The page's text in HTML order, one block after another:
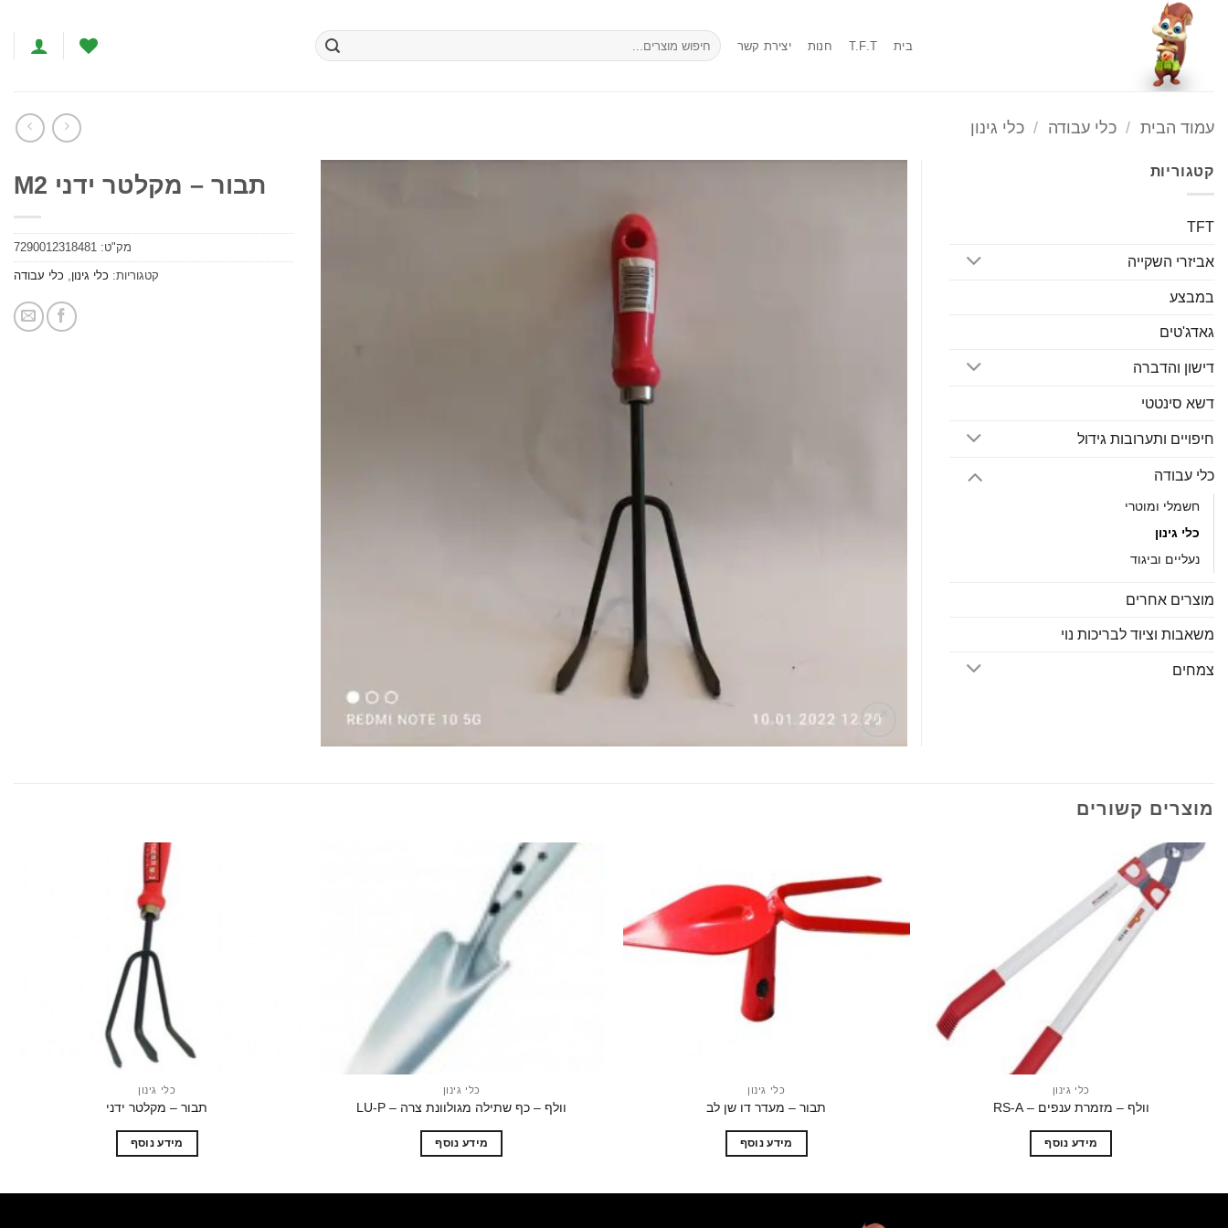
content
בית T.F.T חנות יצירת קשר
חיפוש
עבור:
עמוד הבית / כלי עבודה / כלי גינון
המשאלות
תבור – מקלטר ידני M2
מק"ט: 7290012318481
קטגוריות: כלי גינון, כלי עבודה
קטגוריות
TFT
אביזרי השקייה
במבצע
גאדג'טים
דישון והדברה
דשא סינטטי
חיפויים ותערובות גידול
כלי עבודה
חשמלי ומוטרי
כלי גינון
נעליים וביגוד
מוצרים אחרים
משאבות וציוד לבריכות נוי
צמחים
מוצרים קשורים
כלי גינון
וולף – מזמרת ענפים – RS-A
מידע נוסף
המשאלות
כלי גינון
תבור – מעדר דו שן לב
מידע נוסף
כלי גינון
וולף – כף שתילה מגולוונת צרה – LU-P
מידע נוסף
כלי גינון
תבור – מקלטר ידני
מידע נוסף